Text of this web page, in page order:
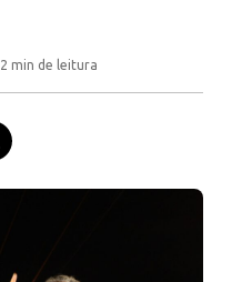
2 min de leitura